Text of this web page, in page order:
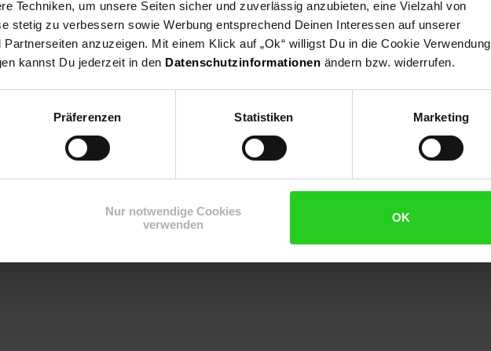
Techniken, um unsere Seiten sicher und zuverlässig anzubieten, eine Vielzahl von
stetig zu verbessern sowie Werbung entsprechend Deinen Interessen auf unserer
anzuzeigen. Mit einem Klick auf „Ok“ willigst Du in die Cookie Verwendung
kannst Du jederzeit in den Datenschutzinformationen ändern bzw. widerrufen.
Präferenzen Statistiken Marketing
Nur notwendige Cookies
verwenden
OK
Bienenweide, Schnittblume, Staudenrabatte, Bauerngarten.